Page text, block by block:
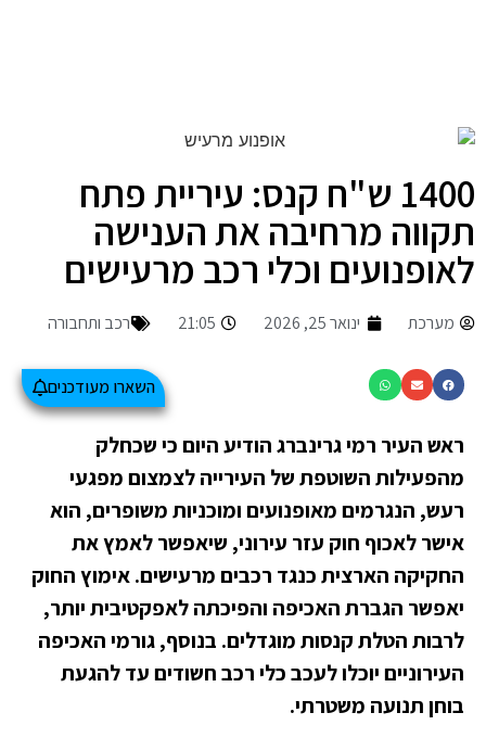
1400 ש"ח קנס: עיריית פתח
תקווה מרחיבה את הענישה
לאופנועים וכלי רכב מרעישים
מערכת ינואר 25, 2026 21:05 רכב ותחבורה
השארו מעודכנים
ראש העיר רמי גרינברג הודיע היום כי שכחלק
מהפעילות השוטפת של העירייה לצמצום מפגעי
רעש, הנגרמים מאופנועים ומוכניות משופרים, הוא
אישר לאכוף חוק עזר עירוני, שיאפשר לאמץ את
החקיקה הארצית כנגד רכבים מרעישים. אימוץ החוק
יאפשר הגברת האכיפה והפיכתה לאפקטיבית יותר,
לרבות הטלת קנסות מוגדלים. בנוסף, גורמי האכיפה
העירוניים יוכלו לעכב כלי רכב חשודים עד להגעת
בוחן תנועה משטרתי.